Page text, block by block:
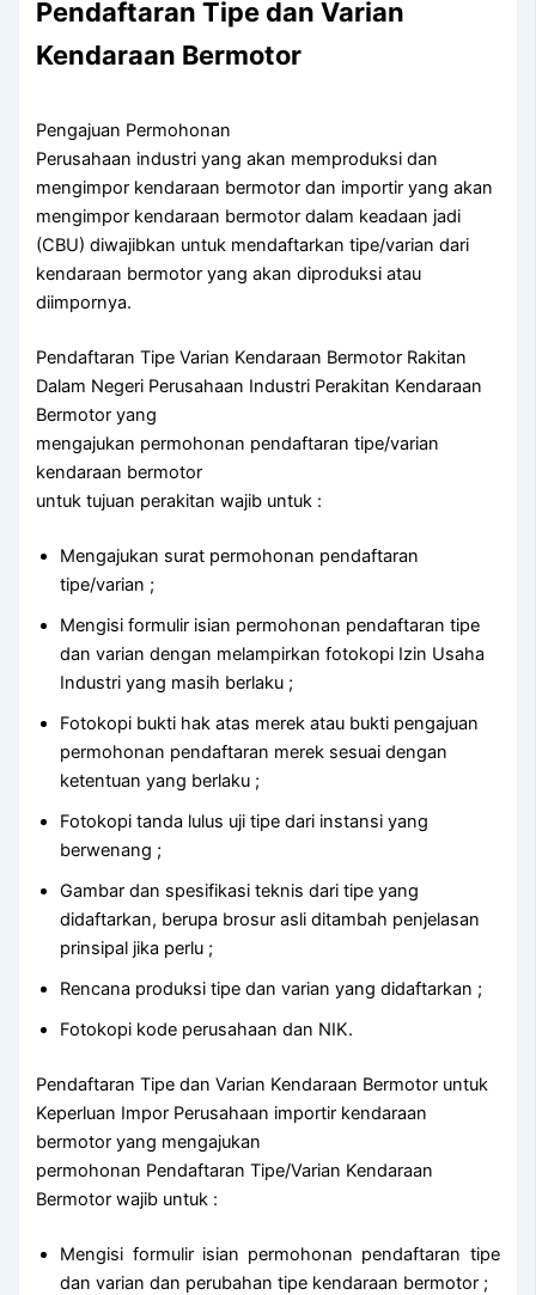
Pendaftaran Tipe dan Varian
Kendaraan Bermotor
Pengajuan Permohonan
Perusahaan industri yang akan memproduksi dan
mengimpor kendaraan bermotor dan importir yang akan
mengimpor kendaraan bermotor dalam keadaan jadi
(CBU) diwajibkan untuk mendaftarkan tipe/varian dari
kendaraan bermotor yang akan diproduksi atau
diimpornya.
Pendaftaran Tipe Varian Kendaraan Bermotor Rakitan
Dalam Negeri Perusahaan Industri Perakitan Kendaraan
Bermotor yang
mengajukan permohonan pendaftaran tipe/varian
kendaraan bermotor
untuk tujuan perakitan wajib untuk :
Mengajukan surat permohonan pendaftaran
tipe/varian ;
Mengisi formulir isian permohonan pendaftaran tipe
dan varian dengan melampirkan fotokopi Izin Usaha
Industri yang masih berlaku ;
Fotokopi bukti hak atas merek atau bukti pengajuan
permohonan pendaftaran merek sesuai dengan
ketentuan yang berlaku ;
Fotokopi tanda lulus uji tipe dari instansi yang
berwenang ;
Gambar dan spesifikasi teknis dari tipe yang
didaftarkan, berupa brosur asli ditambah penjelasan
prinsipal jika perlu ;
Rencana produksi tipe dan varian yang didaftarkan ;
Fotokopi kode perusahaan dan NIK.
Pendaftaran Tipe dan Varian Kendaraan Bermotor untuk
Keperluan Impor Perusahaan importir kendaraan
bermotor yang mengajukan
permohonan Pendaftaran Tipe/Varian Kendaraan
Bermotor wajib untuk :
Mengisi formulir isian permohonan pendaftaran tipe
dan varian dan perubahan tipe kendaraan bermotor ;